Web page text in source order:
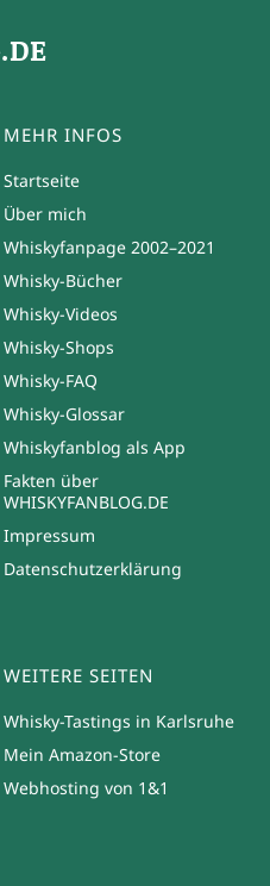
MEHR INFOS
Startseite
Über mich
Whiskyfanpage 2002–2021
Whisky-Bücher
Whisky-Videos
Whisky-Shops
Whisky-FAQ
Whisky-Glossar
Whiskyfanblog als App
Fakten über
WHISKYFANBLOG.DE
Impressum
Datenschutzerklärung
WEITERE SEITEN
Whisky-Tastings in Karlsruhe
Mein Amazon-Store
Webhosting von 1&1